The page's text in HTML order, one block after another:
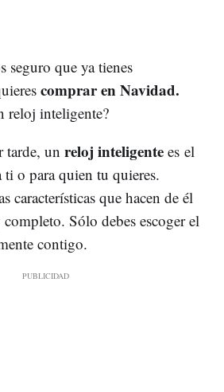
seguro que ya tienes
comprar en Navidad.
reloj inteligente?
tarde, un reloj inteligente es el
ti o para quien tu quieres.
características que hacen de él
Sólo debes escoger el
contigo.